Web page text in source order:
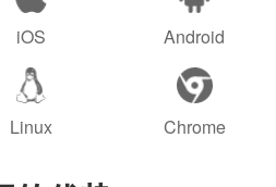
iOS Android
Linux Chrome